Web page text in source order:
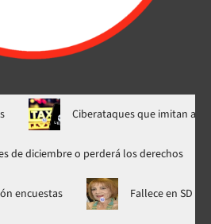
Ciberataques que imitan aerolíneas
antes de diciembre o perderá los
Fallece en SD la abogada